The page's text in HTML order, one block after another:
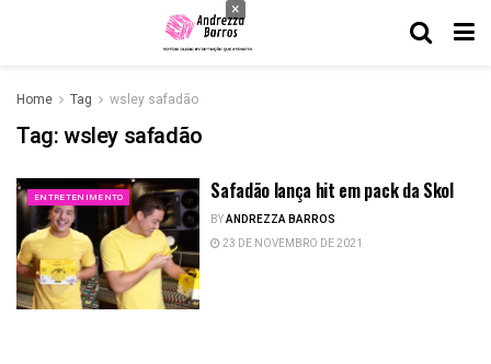
Home Tag wsley safadão
Tag:wsley safadão
ENTRETENIMENTO Safadão lança hit em pack da Skol
BYANDREZZA BARROS
23 DE NOVEMBRO DE 2021
×